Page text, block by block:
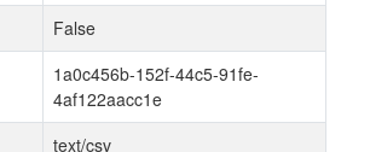
False
1a0c456b-152f-44c5-91fe-
4af122aacc1e
text/csv